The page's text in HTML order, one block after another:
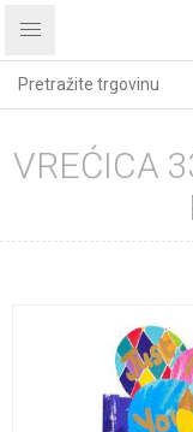
VREĆICA